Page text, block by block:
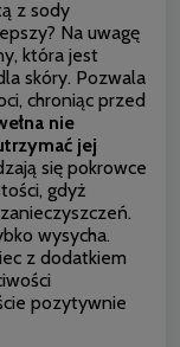
z sody
Na uwagę
która jest
skóry. Pozwala
chroniąc przed
nie
jej
się pokrowce
gdyż
wysycha.
z dodatkiem
pozytywnie